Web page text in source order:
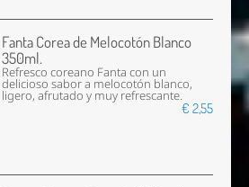
Fanta Corea de Melocotón Blanco
350ml.
Refresco coreano Fanta con un
delicioso sabor a melocotón blanco,
ligero, afrutado y muy refrescante.
€ 2,55